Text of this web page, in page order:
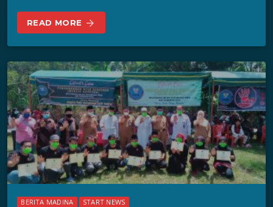
READ MORE arrow_forward
BERITA MADINA START NEWS